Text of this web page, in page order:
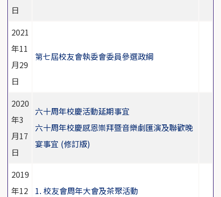
日
2021
年11
月29
日
第七屆校友會執委會委員參選政綱
2020
年3
月17
日
六十周年校慶活動延期事宜
六十周年校慶感恩崇拜暨音樂劇匯演及聯歡晚
宴事宜 (修訂版)
2019
年12
1. 校友會周年大會及茶聚活動